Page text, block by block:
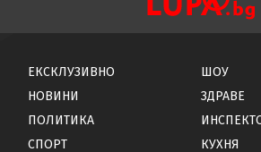
ЕКСКЛУЗИВНО
НОВИНИ
ПОЛИТИКА
СПОРТ
ШОУ
ЗДРАВЕ
КУХНЯ